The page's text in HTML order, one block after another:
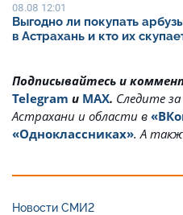
08.08 12:01
Выгодно ли покупать
в Астрахань и кто их
Подписывайтесь и
Telegram и MAX. Cледите
Астрахани и области в
«Одноклассниках». А
Новости СМИ2